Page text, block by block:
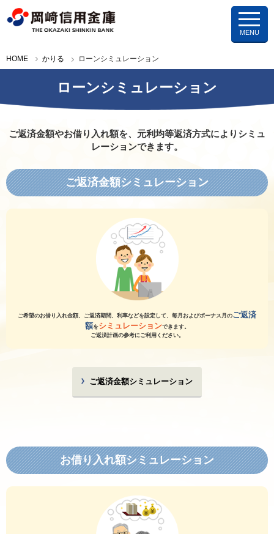
HOME かりる ローンシミュレーション
ローンシミュレーション
ご返済金額やお借り入れ額を、元利均等返済方式によりシミュ
レーションできます。
ご返済金額シミュレーション
ご希望のお借り入れ金額、ご返済期間、利率などを設定して、 毎月およびボーナス月のご返済
額をシミュレーションできます。
ご返済計画の参考にご利用ください。
ご返済金額シミュレーション
お借り入れ額シミュレーション